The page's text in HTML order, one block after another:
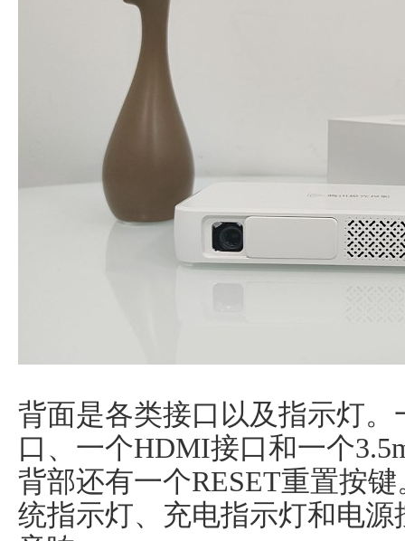
背面是各类接口以及指示灯
口、一个HDMI接口和一个
背部还有一个RESET重置按
统指示灯、充电指示灯和电